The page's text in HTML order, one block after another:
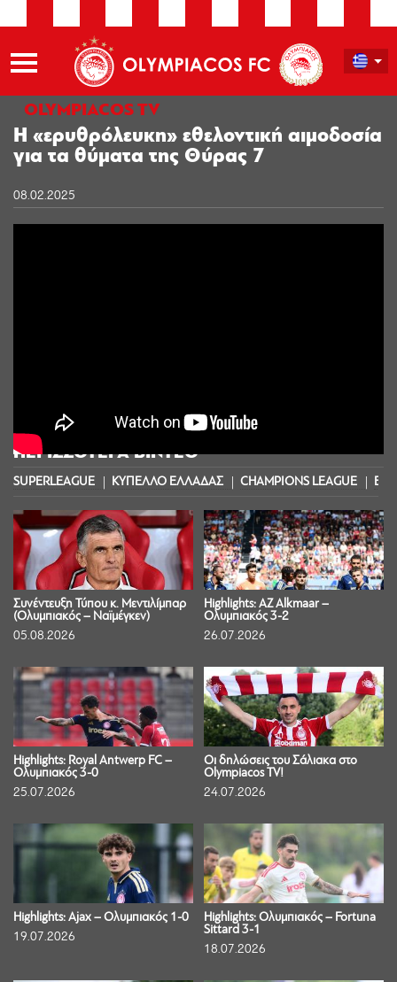
OLYMPIACOS TV
Η «ερυθρόλευκη» εθελοντική αιμοδοσία
για τα θύματα της Θύρας 7
08.02.2025
ΠΕΡΙΣΣΟΤΕΡΑ ΒΙΝΤΕΟ
SUPERLEAGUE ΚΥΠΕΛΛΟ ΕΛΛΑΔΑΣ CHAMPIONS LEAGUE
Συνέντευξη Τύπου κ. Μεντιλίμπαρ
(Ολυμπιακός – Ναϊμέγκεν)
05.08.2026
Highlights: AZ Alkmaar –
Ολυμπιακός 3-2
26.07.2026
Highlights: Royal Antwerp FC –
Ολυμπιακός 3-0
25.07.2026
Οι δηλώσεις του Σάλιακα στο
Olympiacos TV!
24.07.2026
Highlights: Ajax – Ολυμπιακός 1-0
19.07.2026
Highlights: Ολυμπιακός – Fortuna
Sittard 3-1
18.07.2026